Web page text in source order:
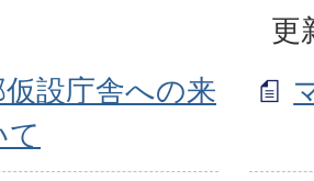
更
設庁舎への来